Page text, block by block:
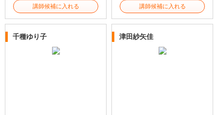
講師候補に入れる 講師候補に入れる
千種ゆり子 津田紗矢佳